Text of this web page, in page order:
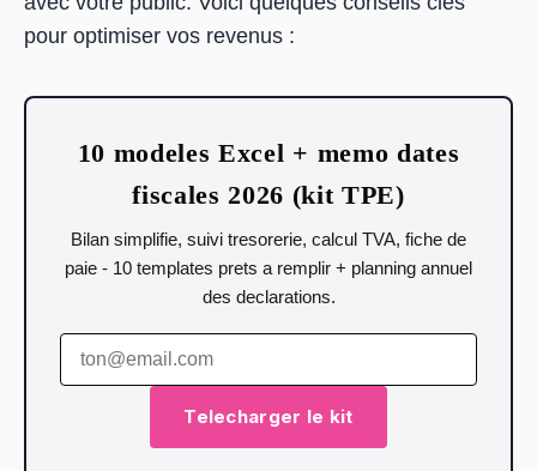
pour optimiser vos revenus :
10 modeles Excel + memo dates
fiscales 2026 (kit TPE)
Bilan simplifie, suivi tresorerie, calcul TVA, fiche de
paie - 10 templates prets a remplir + planning annuel
des declarations.
Telecharger le kit